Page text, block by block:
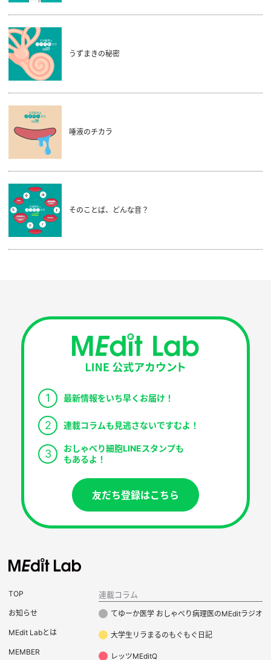
うずまきの秘密
唾液のチカラ
そのことば、どんな音？
TOP
お知らせ
MEdit Labとは
MEMBER
連載コラム
てゆーか医学 おしゃべり病理医のMEditラジオ
大学生リラまるのもぐもぐ日記
レッツMEditQ
1 最新情報をいち早くお届け！
2 連載コラムも見逃さないですむよ！
3
おしゃべり細胞LINEスタンプも
もあるよ！
友だち登録はこちら